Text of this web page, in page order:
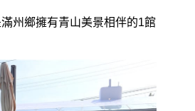
州鄉擁有青山美景相伴的1館